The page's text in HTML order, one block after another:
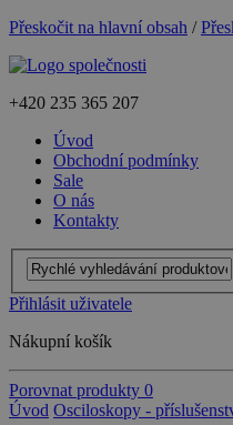
Přeskočit na hlavní obsah /
+420 235 365 207
Úvod
Obchodní podmínky
Sale
O nás
Kontakty
Přihlásit uživatele
Nákupní košík
Porovnat produkty 0
Úvod Osciloskopy -